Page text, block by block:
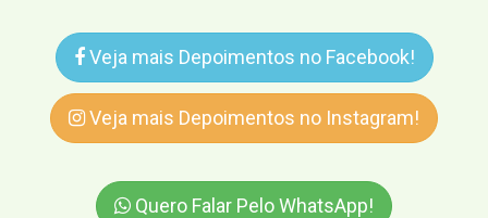
Veja mais Depoimentos no Facebook!
Veja mais Depoimentos no Instagram!
Quero Falar Pelo WhatsApp!